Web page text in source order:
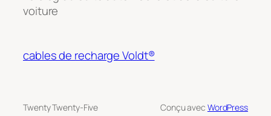
voiture
cables de recharge Voldt®
Twenty Twenty-Five Conçu avec WordPress